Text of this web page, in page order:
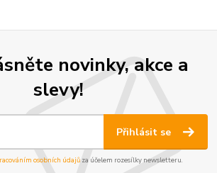
novinky, akce a
slevy!
Přihlásit se
osobních údajůza účelem rozesílky newsletteru.